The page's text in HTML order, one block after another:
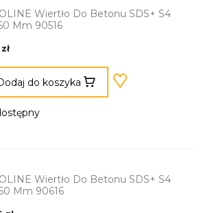
Wiertło Do Betonu SDS+ S4
Mm 90516
do koszyka
Wiertło Do Betonu SDS+ S4
Mm 90616